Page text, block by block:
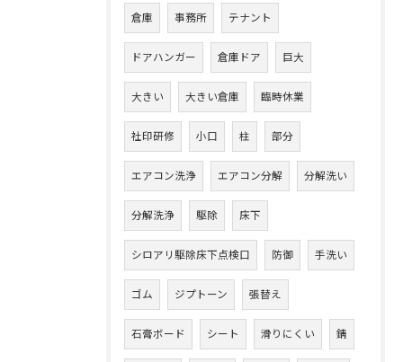
倉庫 事務所 テナント
ドアハンガー 倉庫ドア 巨大
大きい 大きい倉庫 臨時休業
社印研修 小口 柱 部分
エアコン洗浄 エアコン分解 分解洗い
分解洗浄 駆除 床下
シロアリ駆除床下点検口 防御 手洗い
ゴム ジプトーン 張替え
石膏ボード シート 滑りにくい 錆